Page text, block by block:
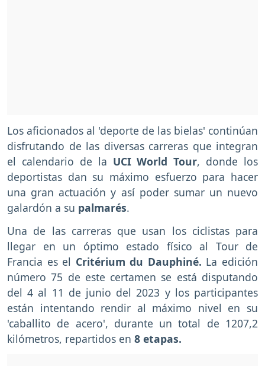
Los aficionados al 'deporte de las bielas' continúan
disfrutando de las diversas carreras que integran
el calendario de la UCI World Tour, donde los
deportistas dan su máximo esfuerzo para hacer
una gran actuación y así poder sumar un nuevo
galardón a su palmarés.
Una de las carreras que usan los ciclistas para
llegar en un óptimo estado físico al Tour de
Francia es el Critérium du Dauphiné. La edición
número 75 de este certamen se está disputando
del 4 al 11 de junio del 2023 y los participantes
están intentando rendir al máximo nivel en su
'caballito de acero', durante un total de 1207,2
kilómetros, repartidos en 8 etapas.